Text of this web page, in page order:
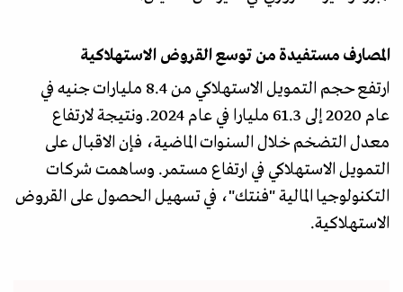
المصارف مستفيدة من توسع القروض الاستهلاكية
ارتفع حجم التمويل الاستهلاكي من 8.4 مليارات جنيه في
عام 2020 إلى 61.3 مليارا في عام 2024. ونتيجة لارتفاع
معدل التضخم خلال السنوات الماضية، فإن الاقبال على
التمويل الاستهلاكي في ارتفاع مستمر. وساهمت شركات
التكنولوجيا المالية "فنتك"، في تسهيل الحصول على القروض
الاستهلاكية.